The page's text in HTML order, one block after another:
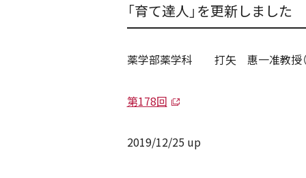
「育て達人」を更新しました
薬学部薬学科 打矢 惠一准教授（
第178回
2019/12/25 up